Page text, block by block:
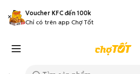
Voucher KFC đến 100k
Chỉ có trên app Chợ Tốt